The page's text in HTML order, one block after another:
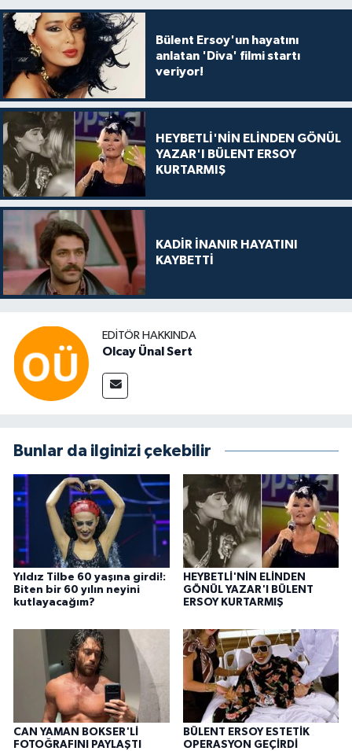
Bülent Ersoy'un hayatını
anlatan 'Diva' filmi startı
veriyor!
HEYBETLİ'NİN ELİNDEN GÖNÜL
YAZAR'I BÜLENT ERSOY
KURTARMIŞ
KADİR İNANIR HAYATINI
KAYBETTİ
EDITÖR HAKKINDA
Olcay Ünal Sert
Bunlar da ilginizi çekebilir
Yıldız Tilbe 60 yaşına girdi!:
Biten bir 60 yılın neyini
kutlayacağım?
HEYBETLİ'NİN ELİNDEN
GÖNÜL YAZAR'I BÜLENT
ERSOY KURTARMIŞ
CAN YAMAN BOKSER'Lİ
FOTOĞRAFINI PAYLAŞTI
BÜLENT ERSOY ESTETİK
OPERASYON GEÇİRDİ